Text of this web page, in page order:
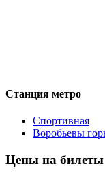
Станция метро
Спортивная
Воробьевы
Цены на билеты